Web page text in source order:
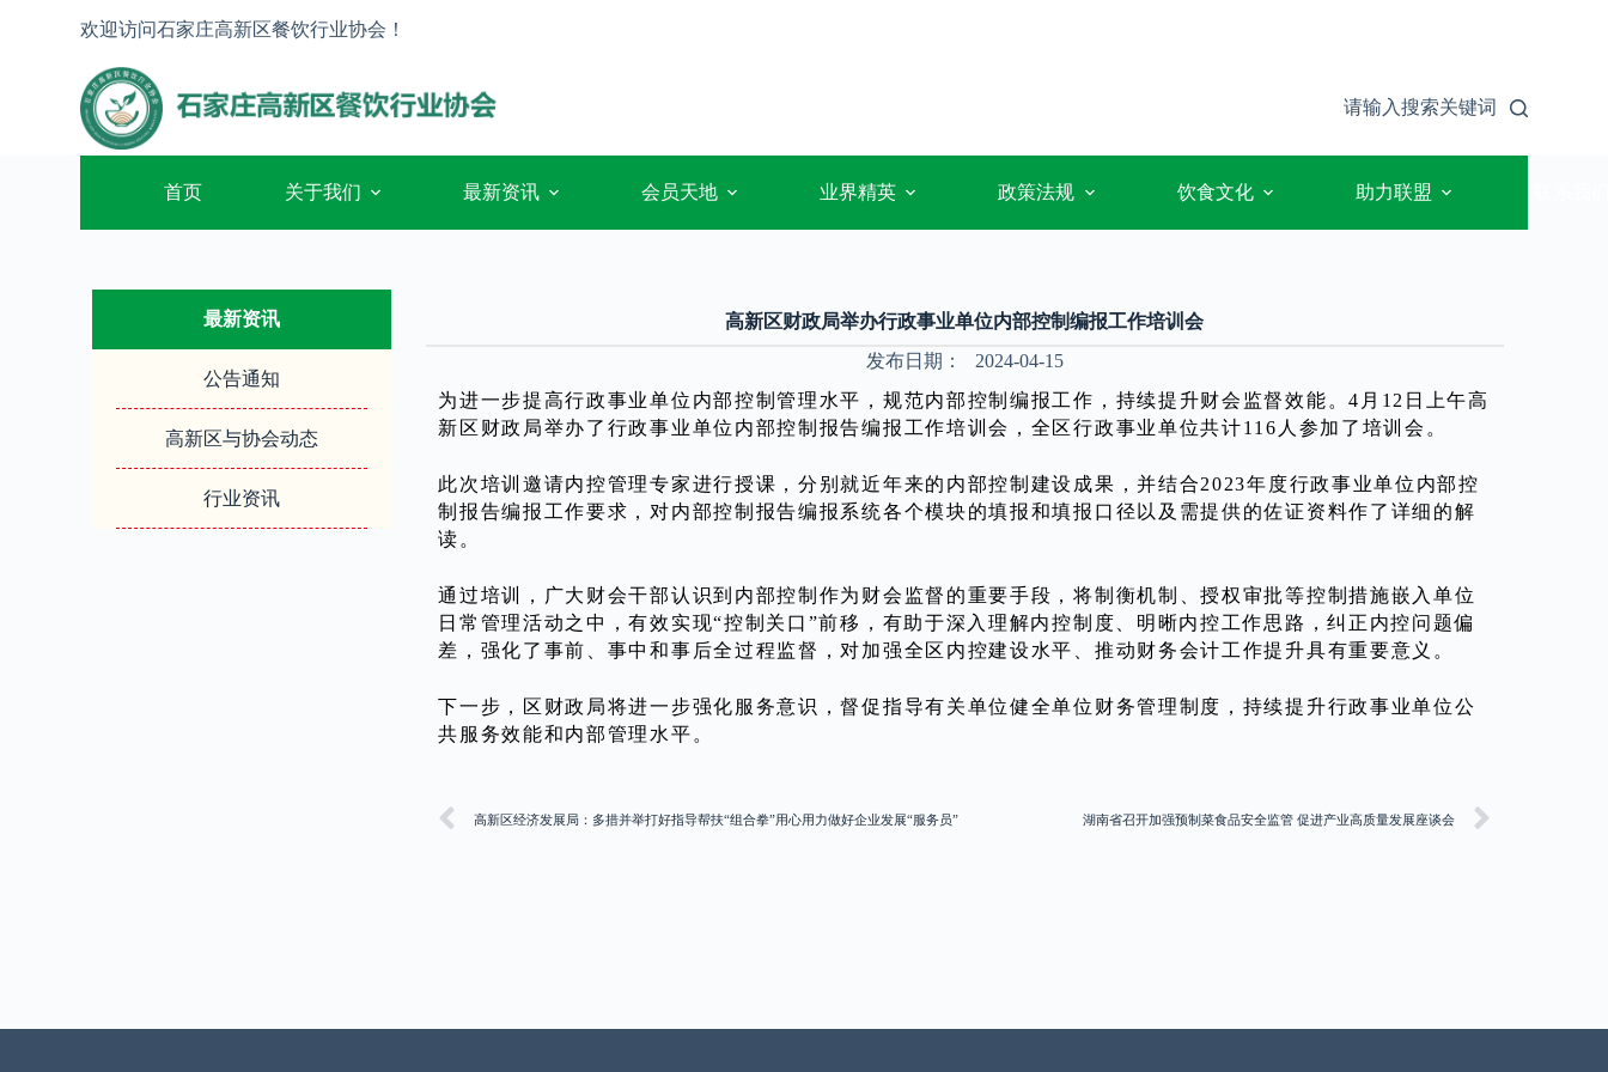
欢迎访问石家庄高新区餐饮行业协会！
请输入搜索关键词
首页 关于我们 最新资讯 会员天地 业界精英 政策法规 饮食文化 助力联盟
最新资讯
公告通知
高新区与协会动态
行业资讯
高新区财政局举办行政事业单位内部控制编报工作培训会
发布日期：
2024-04-15
为进一步提高行政事业单位内部控制管理水平，规范内部控制编报工作，持续提升财会监督效能。4月12日上午高
新区财政局举办了行政事业单位内部控制报告编报工作培训会，全区行政事业单位共计116人参加了培训会。
此次培训邀请内控管理专家进行授课，分别就近年来的内部控制建设成果，并结合2023年度行政事业单位内部控
制报告编报工作要求，对内部控制报告编报系统各个模块的填报和填报口径以及需提供的佐证资料作了详细的解
读。
通过培训，广大财会干部认识到内部控制作为财会监督的重要手段，将制衡机制、授权审批等控制措施嵌入单位
日常管理活动之中，有效实现“控制关口”前移，有助于深入理解内控制度、明晰内控工作思路，纠正内控问题偏
差，强化了事前、事中和事后全过程监督，对加强全区内控建设水平、推动财务会计工作提升具有重要意义。
下一步，区财政局将进一步强化服务意识，督促指导有关单位健全单位财务管理制度，持续提升行政事业单位公
共服务效能和内部管理水平。
高新区经济发展局：多措并举打好指导帮扶“组合拳”用心用力做好企业发展“服务员” 湖南省召开加强预制菜食品安全监管 促进产业高质量发展座谈会